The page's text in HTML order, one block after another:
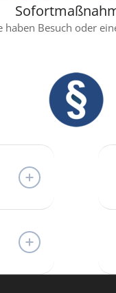
haben Besuch oder